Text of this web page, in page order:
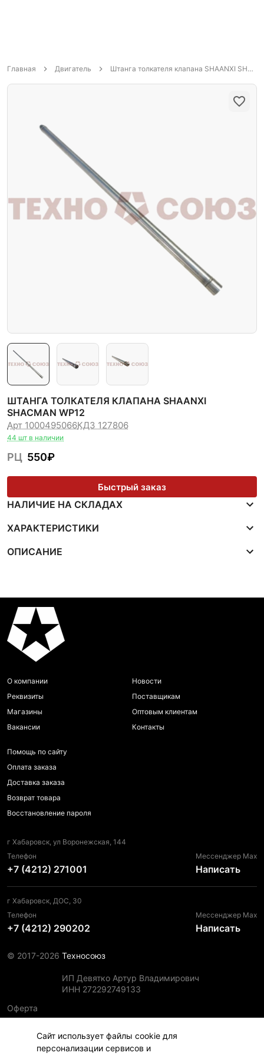
Сайт использует файлы cookie для
персонализации сервисов и
Главная Двигатель Штанга толкателя клапана SHAANXI SHACMAN WP12
ШТАНГА ТОЛКАТЕЛЯ КЛАПАНА SHAANXI
SHACMAN WP12
Арт 1000495066КДЗ 127806
44 шт в наличии
РЦ 550₽
Быстрый заказ
НАЛИЧИЕ НА СКЛАДАХ
ХАРАКТЕРИСТИКИ
ОПИСАНИЕ
О компании
Реквизиты
Магазины
Вакансии
Новости
Поставщикам
Оптовым клиентам
Контакты
Помощь по сайту
Оплата заказа
Доставка заказа
Возврат товара
Восстановление пароля
г Хабаровск, ул Воронежская, 144
Телефон
+7 (4212) 271001
Мессенджер Max
Написать
г Хабаровск, ДОС, 30
Телефон
+7 (4212) 290202
Мессенджер Max
Написать
© 2017-2026 Техносоюз
ИП Девятко Артур Владимирович
ИНН 272292749133
Оферта
Политика конфиденциальности